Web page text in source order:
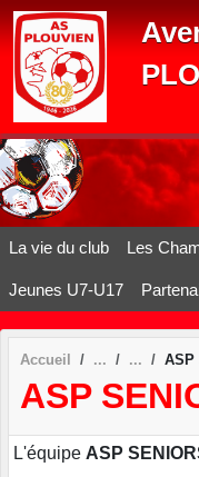
La vie du club Les
Jeunes U7-U17
Accueil ASP
ASP
L'équipe ASP
Panneau de gestion des